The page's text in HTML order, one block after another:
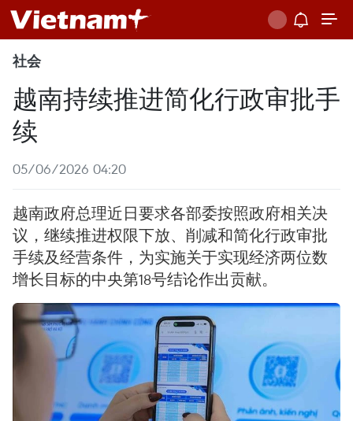
社会
越南持续推进简化行政审批手
续
05/06/2026 04:20
越南政府总理近日要求各部委按照政府相关决
议，继续推进权限下放、削减和简化行政审批
手续及经营条件，为实施关于实现经济两位数
增长目标的中央第18号结论作出贡献。